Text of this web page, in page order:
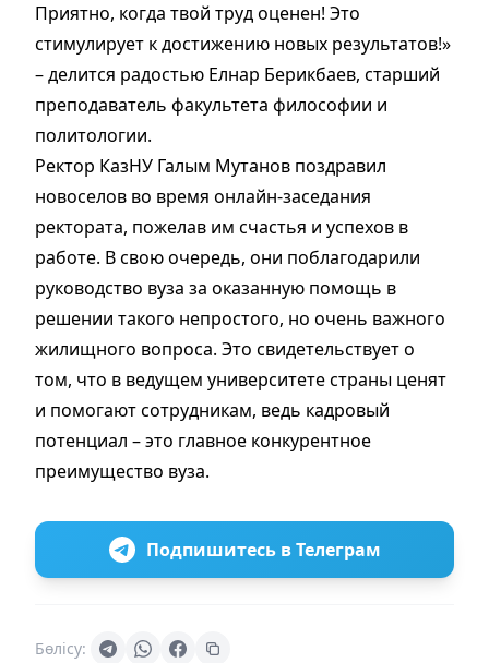
Приятно, когда твой труд оценен! Это
стимулирует к достижению новых результатов!»
– делится радостью Елнар Берикбаев, старший
преподаватель факультета философии и
политологии.
Ректор КазНУ Галым Мутанов поздравил
новоселов во время онлайн-заседания
ректората, пожелав им счастья и успехов в
работе. В свою очередь, они поблагодарили
руководство вуза за оказанную помощь в
решении такого непростого, но очень важного
жилищного вопроса. Это свидетельствует о
том, что в ведущем университете страны ценят
и помогают сотрудникам, ведь кадровый
потенциал – это главное конкурентное
преимущество вуза.
Подпишитесь в Телеграм
Бөлісу: